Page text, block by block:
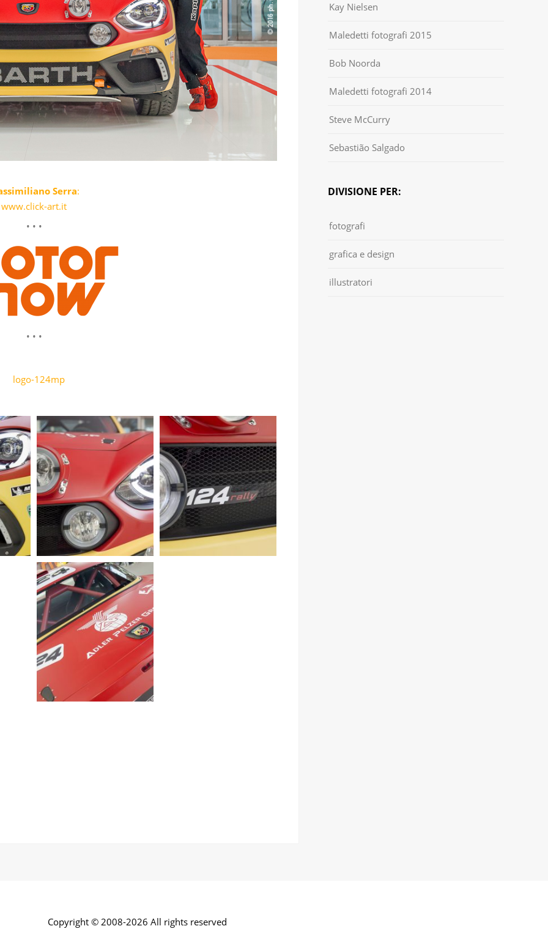
Serra:
www.click-art.it
• • •
• • •
Kay Nielsen
Maledetti fotografi 2015
Bob Noorda
Maledetti fotografi 2014
Steve McCurry
Sebastião Salgado
DIVISIONE PER:
fotografi
grafica e design
illustratori
Copyright © 2008-2026 All rights reserved